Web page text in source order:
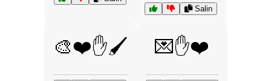
Salin
🎨❤️✋🖌️ 💌✋❤️